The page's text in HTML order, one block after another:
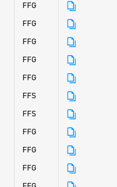
FFG
FFG
FFG
FFG
FFG
FFS
FFS
FFG
FFG
FFG